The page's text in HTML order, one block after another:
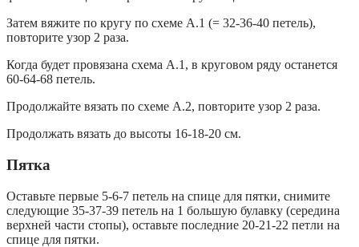
Затем вяжите по кругу по схеме A.1 (= 32-36-40 петель),
повторите узор 2 раза.
Когда будет провязана схема A.1, в круговом ряду останется
60-64-68 петель.
Продолжайте вязать по схеме A.2, повторите узор 2 раза.
Продолжать вязать до высоты 16-18-20 см.
Пятка
Оставьте первые 5-6-7 петель на спице для пятки, снимите
следующие 35-37-39 петель на 1 большую булавку (середина
верхней части стопы), оставьте последние 20-21-22 петли на
спице для пятки.